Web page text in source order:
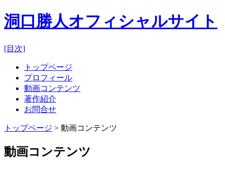
洞口勝人オフィシャルサイト
[目次]
トップページ
プロフィール
動画コンテンツ
著作紹介
お問合せ
トップページ > 動画コンテンツ
動画コンテンツ